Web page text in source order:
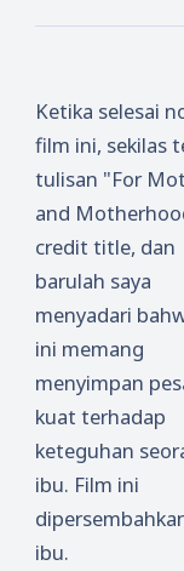
Ketika selesai
film ini, sekilas
tulisan "For
and
credit title, dan
barulah saya
menyadari
ini memang
menyimpan
kuat terhadap
keteguhan
ibu. Film ini
ibu.